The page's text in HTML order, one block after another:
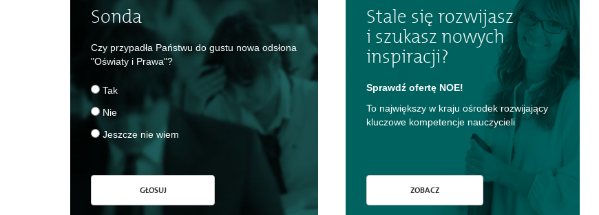
Sonda
Czy przypadła Państwu do gustu nowa odsłona
"Oświaty i Prawa"?
Tak
Nie
Jeszcze nie wiem
GŁOSUJ
Stale się rozwijasz
i szukasz nowych
inspiracji?
Sprawdź ofertę NOE!
To największy w kraju ośrodek rozwijający
kluczowe kompetencje nauczycieli
ZOBACZ